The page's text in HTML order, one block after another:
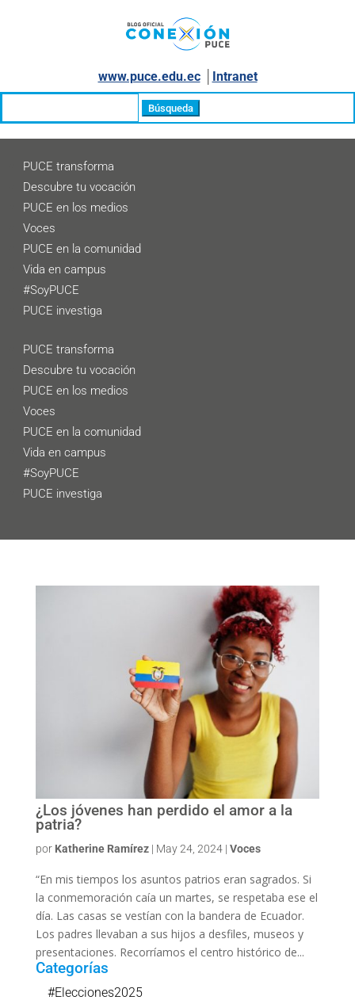
www.puce.edu.ec│ Intranet
PUCE transforma
Descubre tu vocación
PUCE en los medios
Voces
PUCE en la comunidad
Vida en campus
#SoyPUCE
PUCE investiga
PUCE transforma
Descubre tu vocación
PUCE en los medios
Voces
PUCE en la comunidad
Vida en campus
#SoyPUCE
PUCE investiga
¿Los jóvenes han perdido el amor a la
patria?
por Katherine Ramírez| May 24, 2024| Voces
“En mis tiempos los asuntos patrios eran sagrados. Si
la conmemoración caía un martes, se respetaba ese el
día. Las casas se vestían con la bandera de Ecuador.
Los padres llevaban a sus hijos a desfiles, museos y
presentaciones. Recorríamos el centro histórico de...
Categorías
#Elecciones2025